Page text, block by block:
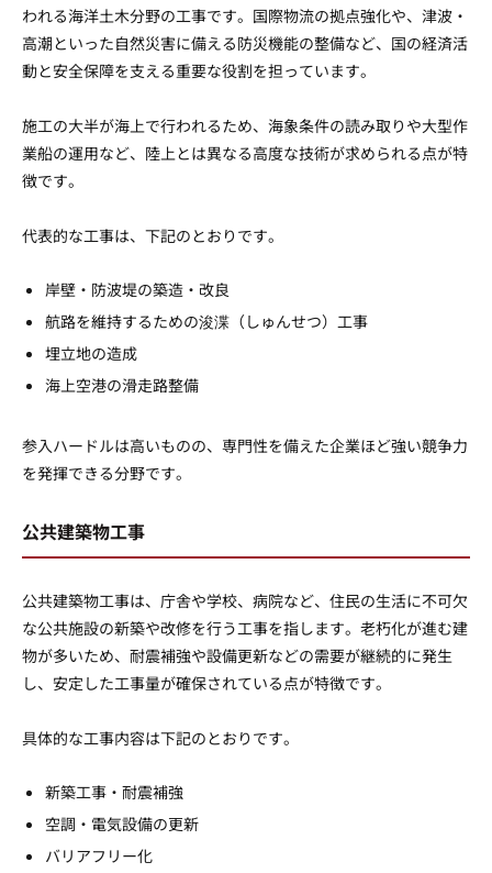
われる海洋土木分野の工事です。国際物流の拠点強化や、津波・
高潮といった自然災害に備える防災機能の整備など、国の経済活
動と安全保障を支える重要な役割を担っています。
施工の大半が海上で行われるため、海象条件の読み取りや大型作
業船の運用など、陸上とは異なる高度な技術が求められる点が特
徴です。
代表的な工事は、下記のとおりです。
岸壁・防波堤の築造・改良
航路を維持するための浚渫（しゅんせつ）工事
埋立地の造成
海上空港の滑走路整備
参入ハードルは高いものの、専門性を備えた企業ほど強い競争力
を発揮できる分野です。
公共建築物工事
公共建築物工事は、庁舎や学校、病院など、住民の生活に不可欠
な公共施設の新築や改修を行う工事を指します。老朽化が進む建
物が多いため、耐震補強や設備更新などの需要が継続的に発生
し、安定した工事量が確保されている点が特徴です。
具体的な工事内容は下記のとおりです。
新築工事・耐震補強
空調・電気設備の更新
バリアフリー化